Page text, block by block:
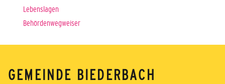
Lebenslagen
Behördenwegweiser
GEMEINDE BIEDERBACH